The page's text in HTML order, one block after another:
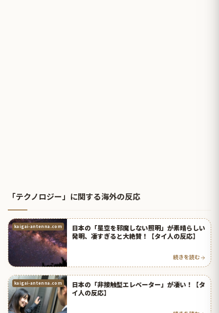
「テクノロジー」に関する海外の反応
kaigai-antenna.com
日本の「星空を邪魔しない照明」が素晴らしい
発明、凄すぎると大絶賛！【タイ人の反応】
続きを読む
kaigai-antenna.com
日本の「非接触型エレベーター」が凄い！【タ
イ人の反応】